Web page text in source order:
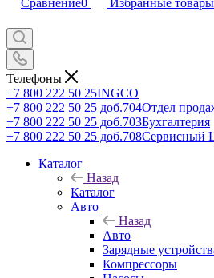
Сравнение0 Избранные товары
Телефоны
+7 800 222 50 25INGCO
+7 800 222 50 25 доб.704Отдел
+7 800 222 50 25 доб.703Бухгалтерия
+7 800 222 50 25 доб.708Сервисный
Каталог
Назад
Каталог
Авто
Назад
Авто
Зарядные
Компрессоры